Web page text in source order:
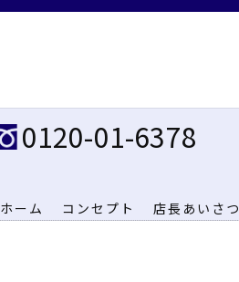
0120-01-6378
ホーム コンセプト 店長あいさつ